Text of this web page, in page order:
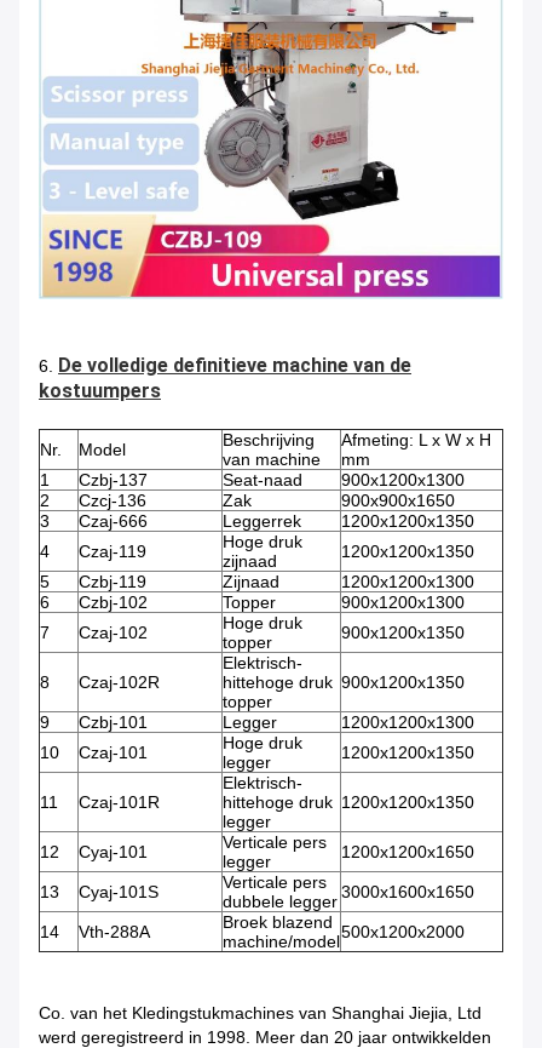
6. De volledige definitieve machine van de
kostuumpers
Nr. Model
Beschrijving
van machine
Afmeting: L x W x H
mm
1
Czbj-137 Seat-naad
900x1200x1300
2
Czcj-136 Zak
900x900x1650
3
Czaj-666 Leggerrek
1200x1200x1350
4
Czaj-119
Hoge druk
zijnaad
1200x1200x1350
5
Czbj-119 Zijnaad
1200x1200x1300
6
Czbj-102 Topper
900x1200x1300
7
Czaj-102
Hoge druk
topper
900x1200x1350
8 Czaj-102R
Elektrisch-
hittehoge druk
topper
900x1200x1350
9 Czbj-101 Legger
1200x1200x1300
10
Czaj-101
Hoge druk
legger
1200x1200x1350
11 Czaj-101R
Elektrisch-
hittehoge druk
legger
1200x1200x1350
12 Cyaj-101
Verticale pers
legger
1200x1200x1650
13 Cyaj-101S
Verticale pers
dubbele legger3000x1600x1650
14 Vth-288A
Broek blazend
machine/model500x1200x2000
Co. van het Kledingstukmachines van Shanghai Jiejia, Ltd
werd geregistreerd in 1998. Meer dan 20 jaar ontwikkelden